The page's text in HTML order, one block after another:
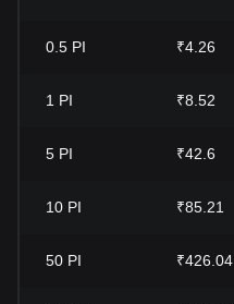
0.5 PI ₹4.26
1 PI ₹8.52
5 PI ₹42.6
10 PI ₹85.21
50 PI ₹426.04